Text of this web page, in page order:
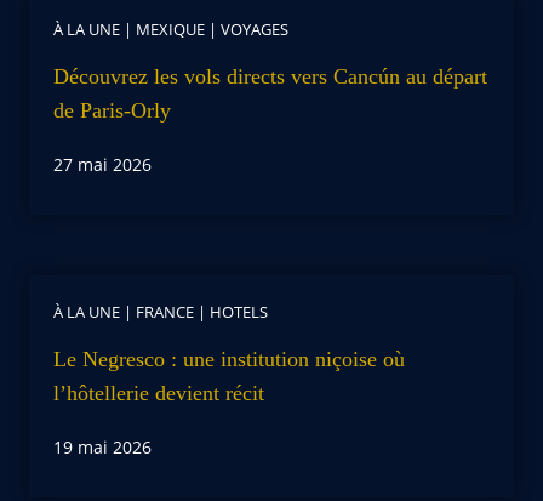
À LA UNE | MEXIQUE | VOYAGES
Découvrez les vols directs vers Cancún au départ
de Paris-Orly
27 mai 2026
À LA UNE | FRANCE | HOTELS
Le Negresco : une institution niçoise où
l’hôtellerie devient récit
19 mai 2026